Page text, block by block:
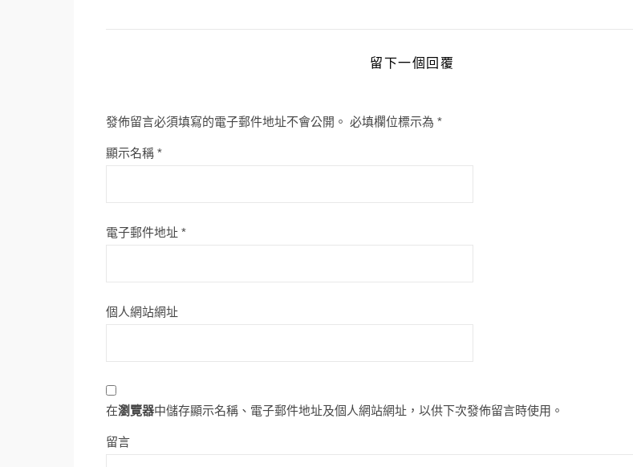
留下一個回覆
發佈留言必須填寫的電子郵件地址不會公開。 必填欄位標示為 *
顯示名稱 *
電子郵件地址 *
個人網站網址
在瀏覽器中儲存顯示名稱、電子郵件地址及個人網站網址，以供下次發佈留言時使用。
留言